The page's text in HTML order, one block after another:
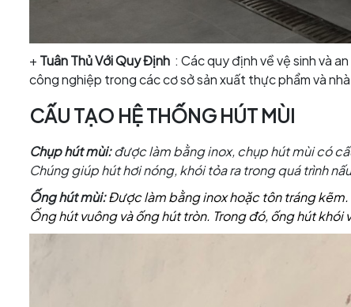
+ Tuân Thủ Với Quy Định : Các quy định về vệ sinh và
công nghiệp trong các cơ sở sản xuất thực phẩm và
CẤU TẠO HỆ THỐNG HÚT MÙI
Chụp hút mùi:được làm bằng inox, chụp hút mùi có
Chúng giúp hút hơi nóng, khói tỏa ra trong quá trình
Ống hút mùi:Được làm bằng inox hoặc tôn tráng
Ống hút vuông và ống hút tròn. Trong đó, ống hút